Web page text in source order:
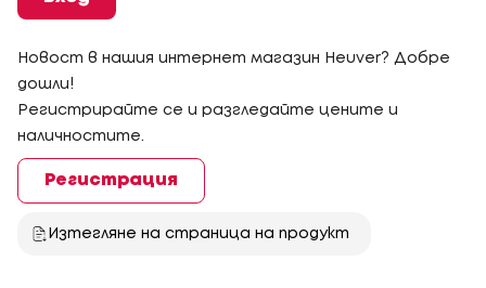
Новост в нашия интернет магазин Heuver? Добре
дошли!
Регистрирайте се и разгледайте цените и
наличностите.
Регистрация
Изтегляне на страница на продукт